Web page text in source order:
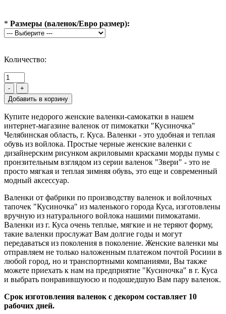
* Размеры (валенок/Евро размер):
Количество:
- +
Купите недорого женские валенки-самокатки в нашем
интернет-магазине валенок от пимокатки "Кусиночка"
Челябинская область, г. Куса. Валенки - это удобная и теплая
обувь из войлока. Простые черные женские валенки с
дизайнерским рисунком акриловыми красками морды пумы с
пронзительным взглядом из серии валенок "Звери" - это не
просто мягкая и теплая зимняя обувь, это еще и современный
модный аксессуар.
Валенки от фабрики по производству валенок и войлочных
тапочек "Кусиночка" из маленького города Куса, изготовлены
вручную из натурального войлока нашими пимокатами.
Валенки из г. Куса очень теплые, мягкие и не теряют форму,
такие валенки прослужат Вам долгие годы и могут
передаваться из поколения в поколение. Женские валенки мы
отправляем не только наложенным платежом почтой Росиии в
любой город, но и транспортными компаниями, Вы также
можете приехать к нам на предприятие "Кусиночка" в г. Куса
и выбрать понравившуюсю и подошедшую Вам пару валенок.
Срок изготовления валенок с декором составляет 10
рабочих дней.